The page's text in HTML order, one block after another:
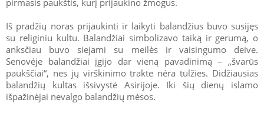
Iš pradžių noras prijaukinti ir laikyti balandžius buvo susijęs
su religiniu kultu. Balandžiai simbolizavo taiką ir gerumą, o
anksčiau buvo siejami su meilės ir vaisingumo deive.
Senovėje balandžiai įgijo dar vieną pavadinimą – „švarūs
paukščiai“, nes jų virškinimo trakte nėra tulžies. Didžiausias
balandžių kultas išsivystė Asirijoje. Iki šių dienų islamo
išpažinėjai nevalgo balandžių mėsos.